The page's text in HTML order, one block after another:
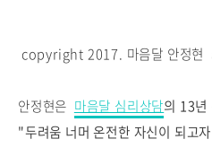
copyright 2017. 마음달 안정
안정현은 마음달 심리상담의 13년
"두려움 너머 온전한 자신이 되고